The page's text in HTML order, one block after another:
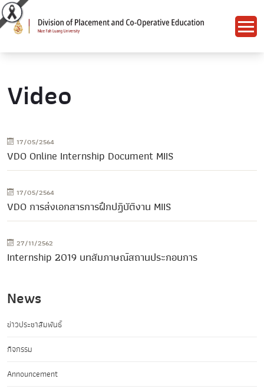
Video
17/05/2564
VDO Online Internship Document MIIS
17/05/2564
VDO การส่งเอกสารการฝึกปฏิบัติงาน MIIS
27/11/2562
Internship​ 2019 บทสัมภาษณ์​สถานประกอบการ​
News
ข่าวประชาสัมพันธ์
กิจกรรม
Announcement